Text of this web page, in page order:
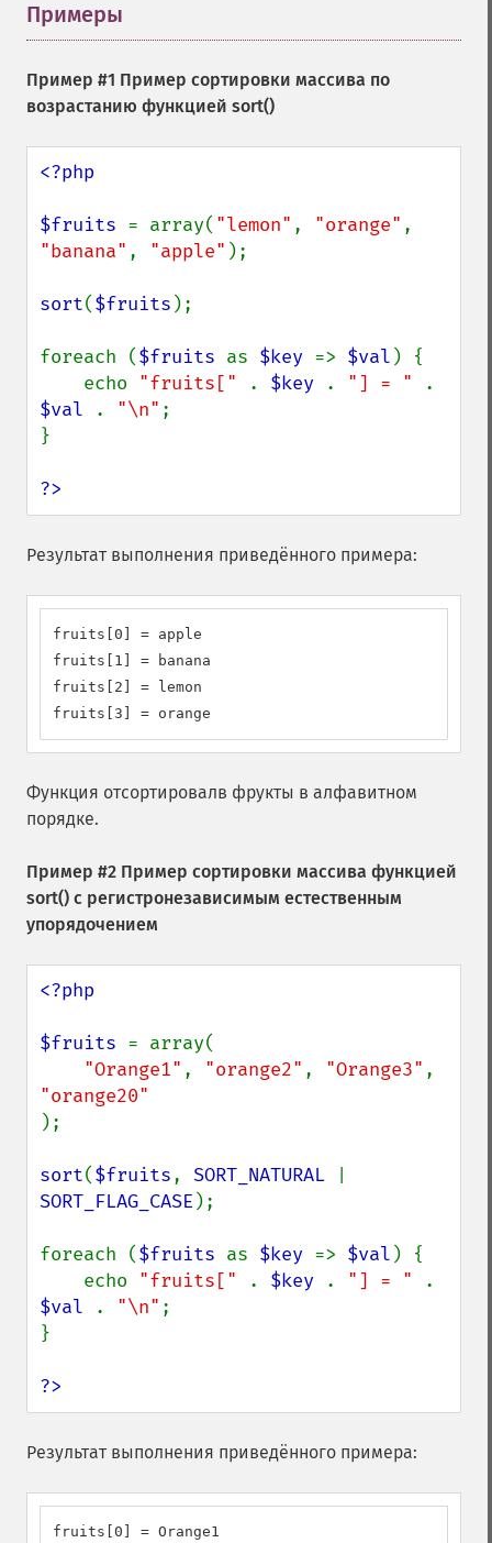
Примеры
Пример #1 Пример сортировки массива по
возрастанию функцией sort()
<?php
$fruits = array( "lemon" , "orange"
"banana" , "apple" );
sort($fruits );
foreach ($fruits as $key => $val ) {
    echo
"fruits[" . $key . "] = "
$val
. "\n" ;
}
?>
Результат выполнения приведённого примера:
fruits[0] = apple
fruits[1] = banana
fruits[2] = lemon
fruits[3] = orange
Функция отсортировалв фрукты в алфавитном
порядке.
Пример #2 Пример сортировки массива функцией
sort() с регистронезависимым естественным
упорядочением
<?php
$fruits = array(
"Orange1" , "orange2" , "Orange3"
);
sort($fruits, SORT_NATURAL
SORT_FLAG_CASE );
foreach ($fruits as $key => $val ) {
    echo
"fruits[" . $key . "] = "
$val
. "\n" ;
}
?>
Результат выполнения приведённого примера:
fruits[0] = Orange1